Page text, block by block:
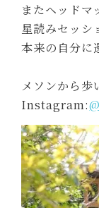
またヘッドマ
星読みセッシ
本来の自分に
メソンから歩
Instagram: